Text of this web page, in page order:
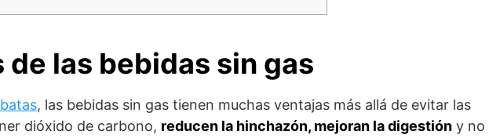
las bebidas sin gas
, las bebidas sin gas tienen muchas ventajas más allá de evitar las
dióxido de carbono, reducen la hinchazón, mejoran la digestión y no